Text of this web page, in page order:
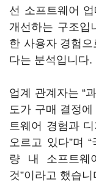
선 소프트웨어
개선하는 구조입
한 사용자 경험
다는 분석입니다.
업계 관계자는 “
도가 구매 결정
트웨어 경험과
오르고 있다”며
량 내 소프트웨
것”이라고 했습니